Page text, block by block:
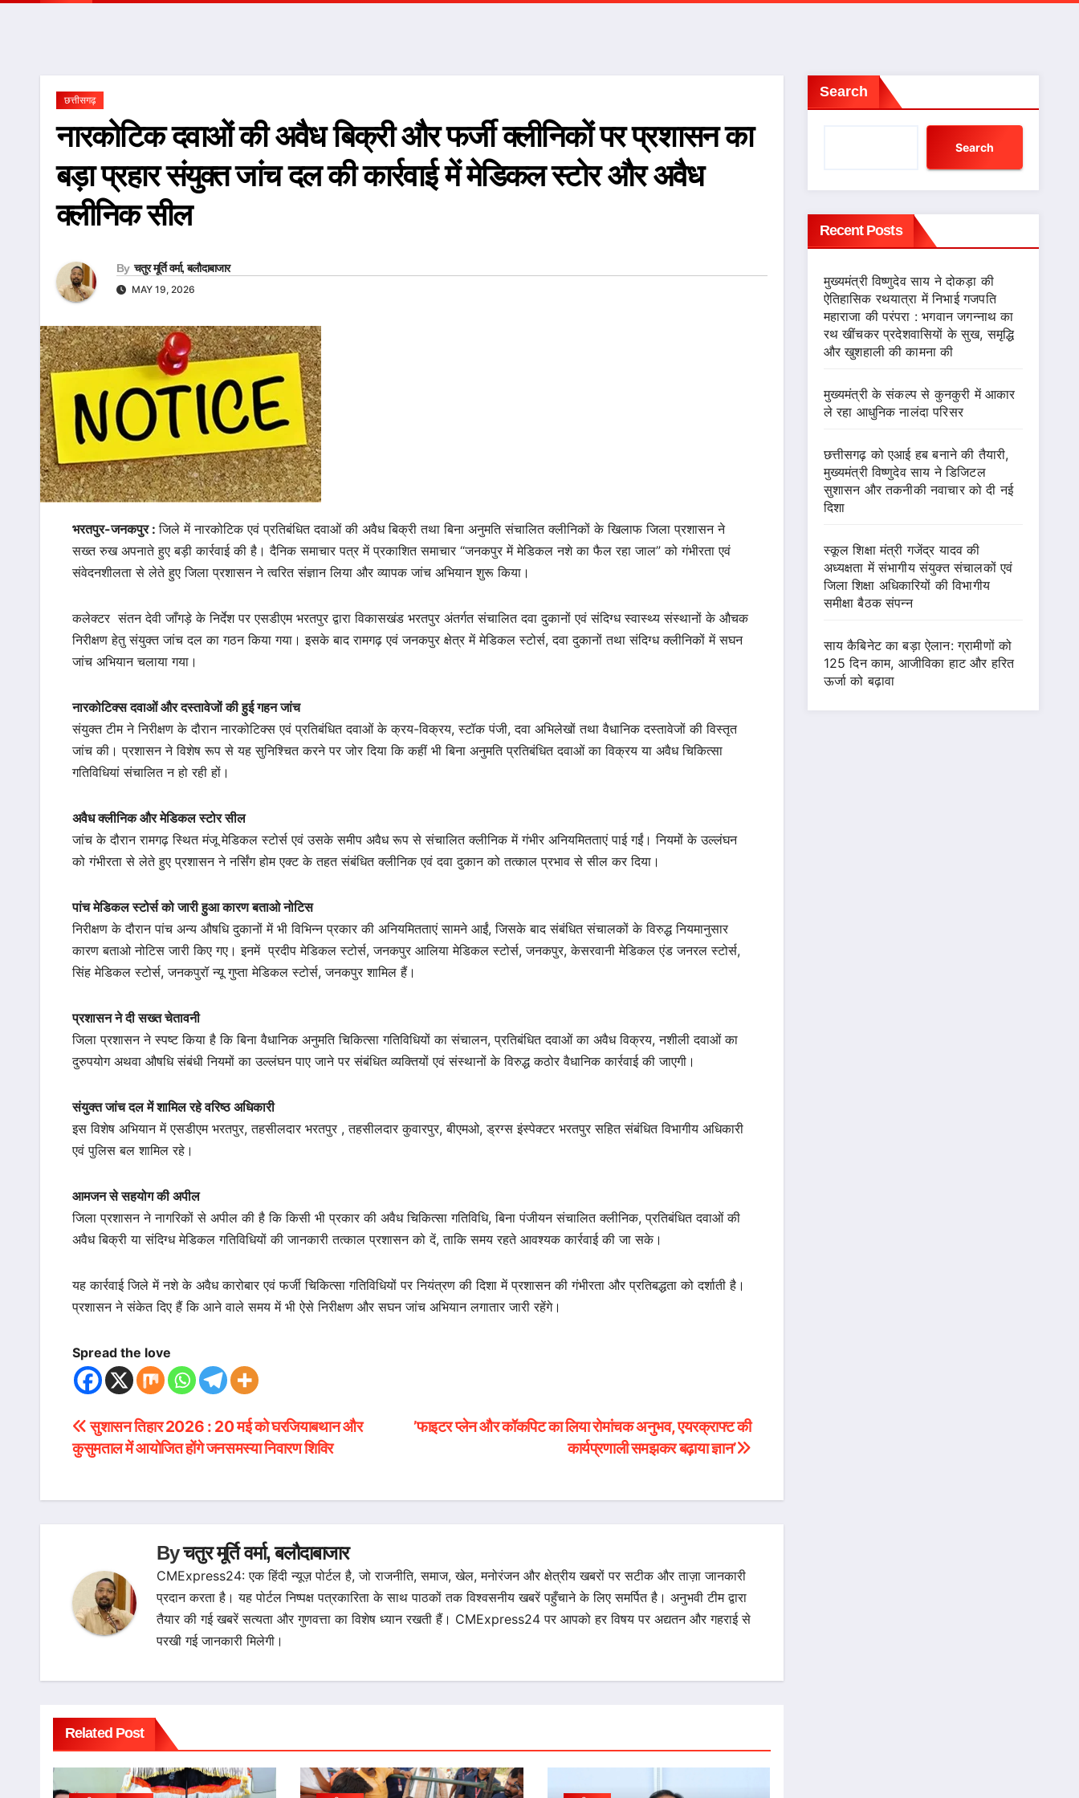
छत्तीसगढ़
नारकोटिक दवाओं की अवैध बिक्री और फर्जी क्लीनिकों पर प्रशासन का
बड़ा प्रहार संयुक्त जांच दल की कार्रवाई में मेडिकल स्टोर और अवैध
क्लीनिक सील
By चतुर मूर्ति वर्मा, बलौदाबाजार
MAY 19, 2026
भरतपुर-जनकपुर :जिले में नारकोटिक एवं प्रतिबंधित दवाओं की अवैध बिक्री तथा बिना अनुमति संचालित क्लीनिकों के खिलाफ जिला प्रशासन ने
सख्त रुख अपनाते हुए बड़ी कार्रवाई की है। दैनिक समाचार पत्र में प्रकाशित समाचार “जनकपुर में मेडिकल नशे का फैल रहा जाल” को गंभीरता एवं
संवेदनशीलता से लेते हुए जिला प्रशासन ने त्वरित संज्ञान लिया और व्यापक जांच अभियान शुरू किया।
कलेक्टर संतन देवी जाँगड़े के निर्देश पर एसडीएम भरतपुर द्वारा विकासखंड भरतपुर अंतर्गत संचालित दवा दुकानों एवं संदिग्ध स्वास्थ्य संस्थानों के औचक
निरीक्षण हेतु संयुक्त जांच दल का गठन किया गया। इसके बाद रामगढ़ एवं जनकपुर क्षेत्र में मेडिकल स्टोर्स, दवा दुकानों तथा संदिग्ध क्लीनिकों में सघन
जांच अभियान चलाया गया।
नारकोटिक्स दवाओं और दस्तावेजों की हुई गहन जांच
संयुक्त टीम ने निरीक्षण के दौरान नारकोटिक्स एवं प्रतिबंधित दवाओं के क्रय-विक्रय, स्टॉक पंजी, दवा अभिलेखों तथा वैधानिक दस्तावेजों की विस्तृत
जांच की। प्रशासन ने विशेष रूप से यह सुनिश्चित करने पर जोर दिया कि कहीं भी बिना अनुमति प्रतिबंधित दवाओं का विक्रय या अवैध चिकित्सा
गतिविधियां संचालित न हो रही हों।
अवैध क्लीनिक और मेडिकल स्टोर सील
जांच के दौरान रामगढ़ स्थित मंजू मेडिकल स्टोर्स एवं उसके समीप अवैध रूप से संचालित क्लीनिक में गंभीर अनियमितताएं पाई गईं। नियमों के उल्लंघन
को गंभीरता से लेते हुए प्रशासन ने नर्सिंग होम एक्ट के तहत संबंधित क्लीनिक एवं दवा दुकान को तत्काल प्रभाव से सील कर दिया।
पांच मेडिकल स्टोर्स को जारी हुआ कारण बताओ नोटिस
निरीक्षण के दौरान पांच अन्य औषधि दुकानों में भी विभिन्न प्रकार की अनियमितताएं सामने आईं, जिसके बाद संबंधित संचालकों के विरुद्ध नियमानुसार
कारण बताओ नोटिस जारी किए गए। इनमें प्रदीप मेडिकल स्टोर्स, जनकपुर आलिया मेडिकल स्टोर्स, जनकपुर, केसरवानी मेडिकल एंड जनरल स्टोर्स,
सिंह मेडिकल स्टोर्स, जनकपुरॉ न्यू गुप्ता मेडिकल स्टोर्स, जनकपुर शामिल हैं।
प्रशासन ने दी सख्त चेतावनी
जिला प्रशासन ने स्पष्ट किया है कि बिना वैधानिक अनुमति चिकित्सा गतिविधियों का संचालन, प्रतिबंधित दवाओं का अवैध विक्रय, नशीली दवाओं का
दुरुपयोग अथवा औषधि संबंधी नियमों का उल्लंघन पाए जाने पर संबंधित व्यक्तियों एवं संस्थानों के विरुद्ध कठोर वैधानिक कार्रवाई की जाएगी।
संयुक्त जांच दल में शामिल रहे वरिष्ठ अधिकारी
इस विशेष अभियान में एसडीएम भरतपुर, तहसीलदार भरतपुर , तहसीलदार कुवारपुर, बीएमओ, ड्रग्स इंस्पेक्टर भरतपुर सहित संबंधित विभागीय अधिकारी
एवं पुलिस बल शामिल रहे।
आमजन से सहयोग की अपील
जिला प्रशासन ने नागरिकों से अपील की है कि किसी भी प्रकार की अवैध चिकित्सा गतिविधि, बिना पंजीयन संचालित क्लीनिक, प्रतिबंधित दवाओं की
अवैध बिक्री या संदिग्ध मेडिकल गतिविधियों की जानकारी तत्काल प्रशासन को दें, ताकि समय रहते आवश्यक कार्रवाई की जा सके।
यह कार्रवाई जिले में नशे के अवैध कारोबार एवं फर्जी चिकित्सा गतिविधियों पर नियंत्रण की दिशा में प्रशासन की गंभीरता और प्रतिबद्धता को दर्शाती है।
प्रशासन ने संकेत दिए हैं कि आने वाले समय में भी ऐसे निरीक्षण और सघन जांच अभियान लगातार जारी रहेंगे।
Spread the love
Post
navigation
’फाइटर प्लेन और कॉकपिट का लिया रोमांचक अनुभव, एयरक्राफ्ट की
कार्यप्रणाली समझकर बढ़ाया ज्ञान’
सुशासन तिहार 2026 : 20 मई को घरजियाबथान और
कुसुमताल में आयोजित होंगे जनसमस्या निवारण शिविर
Byचतुर मूर्ति वर्मा, बलौदाबाजार
CMExpress24: एक हिंदी न्यूज़ पोर्टल है, जो राजनीति, समाज, खेल, मनोरंजन और क्षेत्रीय खबरों पर सटीक और ताज़ा जानकारी
प्रदान करता है। यह पोर्टल निष्पक्ष पत्रकारिता के साथ पाठकों तक विश्वसनीय खबरें पहुँचाने के लिए समर्पित है। अनुभवी टीम द्वारा
तैयार की गई खबरें सत्यता और गुणवत्ता का विशेष ध्यान रखती हैं। CMExpress24 पर आपको हर विषय पर अद्यतन और गहराई से
परखी गई जानकारी मिलेगी।
Related Post
Search
Search
Recent Posts
मुख्यमंत्री विष्णुदेव साय ने दोकड़ा की
ऐतिहासिक रथयात्रा में निभाई गजपति
महाराजा की परंपरा : भगवान जगन्नाथ का
रथ खींचकर प्रदेशवासियों के सुख, समृद्धि
और खुशहाली की कामना की
मुख्यमंत्री के संकल्प से कुनकुरी में आकार
ले रहा आधुनिक नालंदा परिसर
छत्तीसगढ़ को एआई हब बनाने की तैयारी,
मुख्यमंत्री विष्णुदेव साय ने डिजिटल
सुशासन और तकनीकी नवाचार को दी नई
दिशा
स्कूल शिक्षा मंत्री गजेंद्र यादव की
अध्यक्षता में संभागीय संयुक्त संचालकों एवं
जिला शिक्षा अधिकारियों की विभागीय
समीक्षा बैठक संपन्न
साय कैबिनेट का बड़ा ऐलान: ग्रामीणों को
125 दिन काम, आजीविका हाट और हरित
ऊर्जा को बढ़ावा